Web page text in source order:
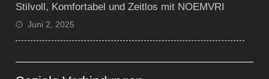
Stilvoll, Komfortabel und Zeitlos mit NOEMVRI
Juni 2, 2025